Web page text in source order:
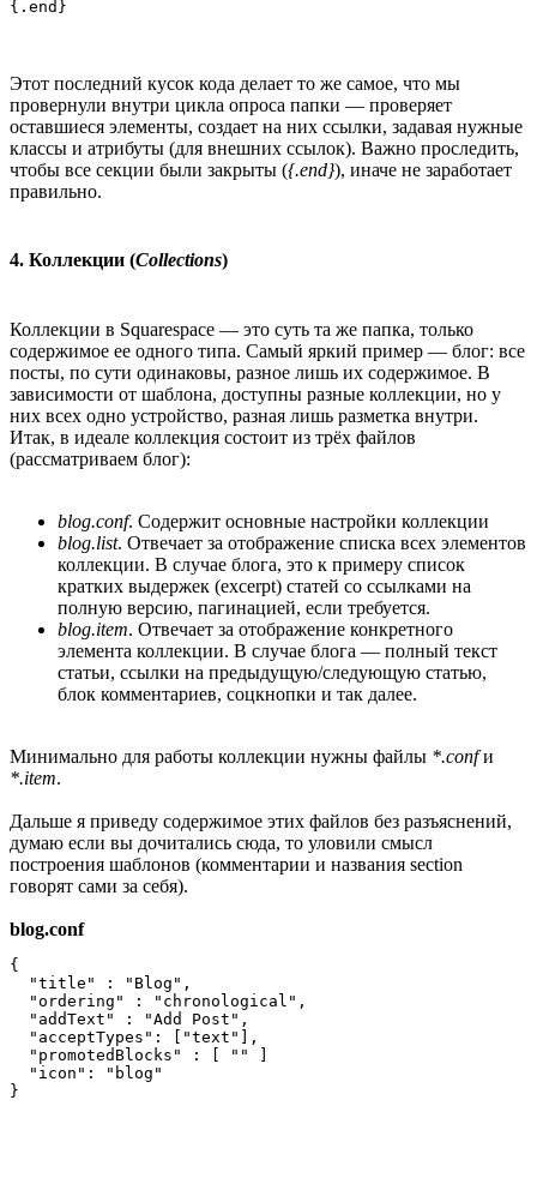
Этот последний кусок кода делает то же самое, что мы
провернули внутри цикла опроса папки — проверяет
оставшиеся элементы, создает на них ссылки, задавая нужные
классы и атрибуты (для внешних ссылок). Важно проследить,
чтобы все секции были закрыты ({.end}), иначе не заработает
правильно.
4. Коллекции (Collections)
Коллекции в Squarespace — это суть та же папка, только
содержимое ее одного типа. Самый яркий пример — блог: все
посты, по сути одинаковы, разное лишь их содержимое. В
зависимости от шаблона, доступны разные коллекции, но у
них всех одно устройство, разная лишь разметка внутри.
Итак, в идеале коллекция состоит из трёх файлов
(рассматриваем блог):
blog.conf. Содержит основные настройки коллекции
blog.list. Отвечает за отображение списка всех элементов
коллекции. В случае блога, это к примеру список
кратких выдержек (excerpt) статей со ссылками на
полную версию, пагинацией, если требуется.
blog.item. Отвечает за отображение конкретного
элемента коллекции. В случае блога — полный текст
статьи, ссылки на предыдущую/следующую статью,
блок комментариев, соцкнопки и так далее.
Минимально для работы коллекции нужны файлы *.confи
*.item.
Дальше я приведу содержимое этих файлов без разъяснений,
думаю если вы дочитались сюда, то уловили смысл
построения шаблонов (комментарии и названия section
говорят сами за себя).
blog.conf
{
  "title" : "Blog",
  "ordering" : "chronological",
  "addText" : "Add Post",
  "acceptTypes": ["text"],
  "promotedBlocks" : [ "" ]
  "icon": "blog"